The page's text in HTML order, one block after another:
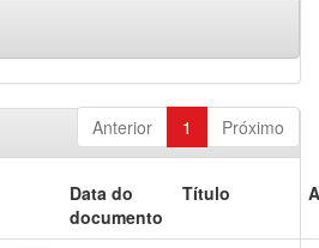
Anterior 1 Próximo
Data do
documento
Título